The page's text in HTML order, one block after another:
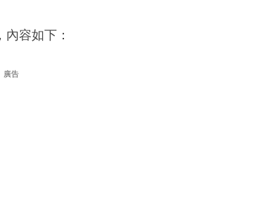
容如下：
廣告